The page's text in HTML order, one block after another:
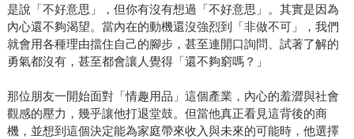
是說「不好意思」，但你有沒有想過「不好意思」。其實是因為
內心還不夠渴望。當內在的動機還沒強烈到「非做不可」，我們
就會用各種理由擋住自己的腳步，甚至連開口詢問、試著了解的
勇氣都沒有，甚至都會讓人覺得「還不夠窮嗎？」
那位朋友一開始面對「情趣用品」這個產業，內心的羞澀與社會
觀感的壓力，幾乎讓他打退堂鼓。但當他真正看見這背後的商
機，並想到這個決定能為家庭帶來收入與未來的可能時，他選擇